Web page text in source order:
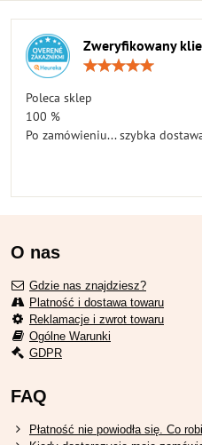
Zweryfikowany
Poleca sklep
100 %
Po zamówieniu... szybka
O nas
Gdzie nas znajdziesz?
Platność i dostawa towaru
Reklamacje i zwrot towaru
Ogólne Warunki
GDPR
FAQ
Płatność nie powiodła się. Co